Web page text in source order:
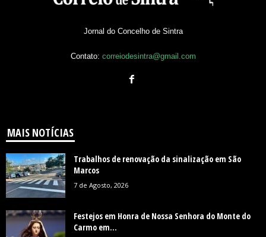
Jornal do Concelho de Sintra
Contato: correiodesintra@gmail.com
MAIS NOTÍCIAS
Trabalhos de renovação da sinalização em São
Marcos
7 de Agosto, 2026
Festejos em Honra de Nossa Senhora do Monte do
Carmo em...